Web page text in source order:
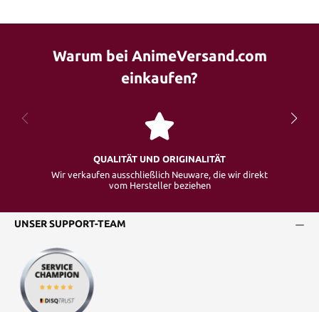
Warum bei AnimeVersand.com
einkaufen?
QUALITÄT UND ORIGINALITÄT
Wir verkaufen ausschließlich Neuware, die wir direkt
vom Hersteller beziehen
UNSER SUPPORT-TEAM